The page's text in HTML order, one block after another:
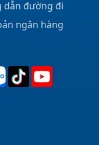
dẫn đường đi
ngân hàng